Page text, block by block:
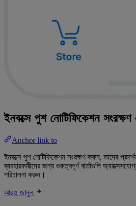
ইনবক্সে পুশ নোটিফিকেশন
Anchor link to
ইনবক্সে পুশ নোটিফিকেশন সংরক্ষণ করুন, তাদের
ব্যবহারকারীদের জন্য গুরুত্বপূর্ণ বার্তাগুলি
পরিচালনা করুন।
আরও জানুন